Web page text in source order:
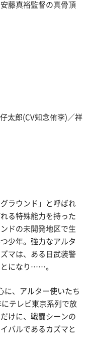
藤真裕監督の真骨頂
太郎(CV知念侑李)／祥
ラウンド」と呼ばれ
る特殊能力を持った
ドの未開発地区で生
少年。強力なアルタ
マは、ある日武装警
とになり……。
に、アルター使いたち
テレビ東京系列で放
けに、戦闘シーンの
バルであるカズマと